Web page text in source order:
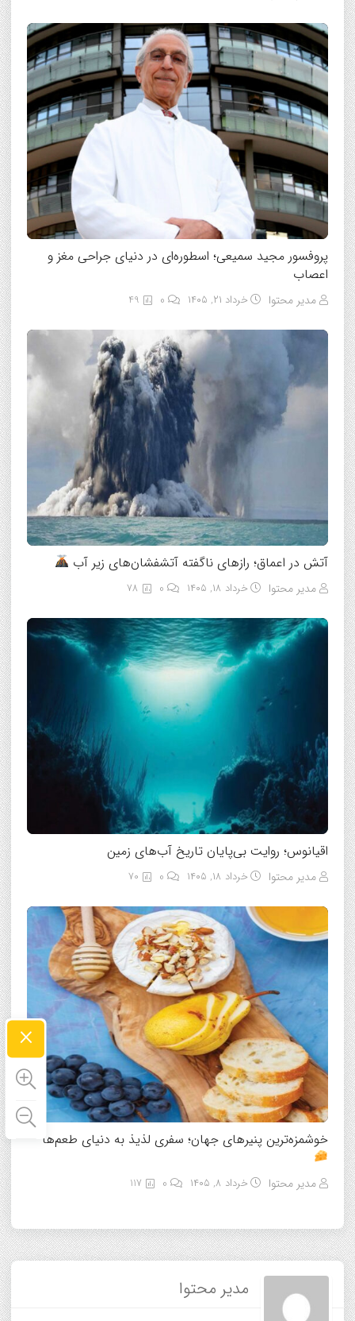
پروفسور مجید سمیعی؛ اسطوره‌ای در دنیای جراحی مغز و
اعصاب
مدیر محتوا خرداد ۲۱, ۱۴۰۵ 49
آتش در اعماق؛ رازهای ناگفته آتشفشان‌های زیر آب
مدیر محتوا خرداد ۱۸, ۱۴۰۵ 78
اقیانوس؛ روایت بی‌پایان تاریخ آب‌های زمین
مدیر محتوا خرداد ۱۸, ۱۴۰۵ 70
خوشمزه‌ترین پنیرهای جهان؛ سفری لذیذ به دنیای طعم‌ها
مدیر محتوا خرداد ۸, ۱۴۰۵ 117
مدیر محتوا
×